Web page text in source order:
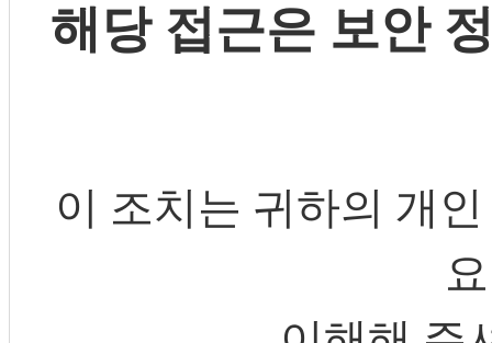
해당 접근은 보안
이 조치는 귀하의 개